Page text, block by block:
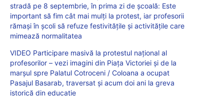
stradă pe 8 septembrie, în prima zi de școală: Este
important să fim cât mai mulți la protest, iar profesorii
rămași în școli să refuze festivitățile și activitățile care
mimează normalitatea
VIDEO Participare masivă la protestul național al
profesorilor – vezi imagini din Piața Victoriei și de la
marșul spre Palatul Cotroceni / Coloana a ocupat
Pasajul Basarab, traversat și acum doi ani la greva
istorică din educație